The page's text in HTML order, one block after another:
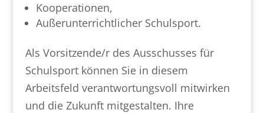
Kooperationen,
Außerunterrichtlicher Schulsport.
Als Vorsitzende/r des Ausschusses für
Schulsport können Sie in diesem
Arbeitsfeld verantwortungsvoll mitwirken
und die Zukunft mitgestalten. Ihre